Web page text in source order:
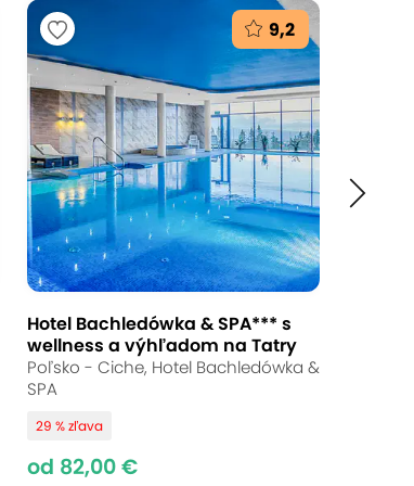
Ukončené
od 69,50 €
% zľava Bežná cena: 1 - 520,50 €
všetkému navyše ponúkne
v Zakopanom má
jacuzzi a
9,2
Hotel Bachledówka & SPA*** s
wellness a výhľadom na Tatry
Poľsko - Ciche, Hotel Bachledówka &
SPA
29 % zľava
od 82,00 €